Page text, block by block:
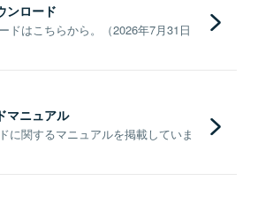
ンロード
ドはこちらから。（2026年7月31日
マニュアル
に関するマニュアルを掲載していま